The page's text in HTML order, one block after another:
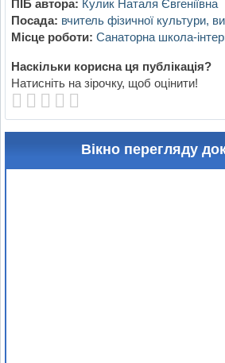
ПІБ автора: Кулик Наталя Євгеніївна
Посада: вчитель фізичної культури,
Місце роботи: Санаторна школа-
Наскільки корисна ця публікація?
Натисніть на зірочку, щоб оцінити!
Вікно перегляду